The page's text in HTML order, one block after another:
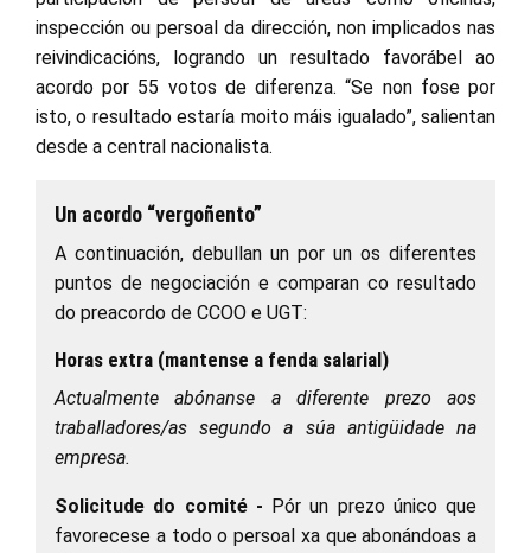
inspección ou persoal da dirección, non implicados nas
reivindicacións, logrando un resultado favorábel ao
acordo por 55 votos de diferenza. “Se non fose por
isto, o resultado estaría moito máis igualado”, salientan
desde a central nacionalista.
Un acordo “vergoñento”
A continuación, debullan un por un os diferentes
puntos de negociación e comparan co resultado
do preacordo de CCOO e UGT:
Horas extra (mantense a fenda salarial)
Actualmente abónanse a diferente prezo aos
traballadores/as segundo a súa antigüidade na
empresa.
Solicitude do comité - Pór un prezo único que
favorecese a todo o persoal xa que abonándoas a